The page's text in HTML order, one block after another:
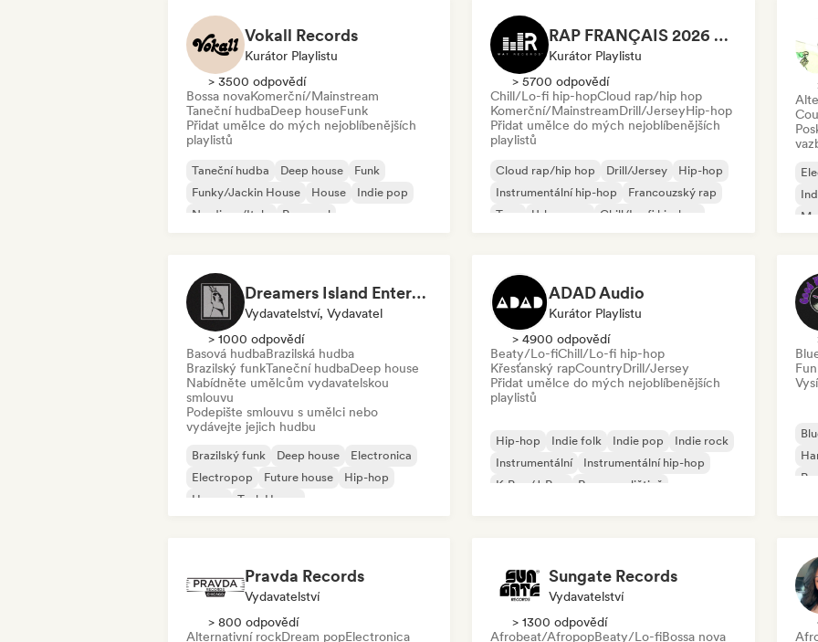
Vokall Records
Kurátor Playlistu
> 3500 odpovědí
Bossa novaKomerční/Mainstream
Taneční hudbaDeep houseFunk
Přidat umělce do mých nejoblíbenějších
playlistů
Taneční hudba Deep house
Funk
Funky/Jackin House
House
Indie pop
Nu-disco/Italo
Pop-soul
RAP FRANÇAIS 2026 🔥🇫🇷 (Way Records)
Kurátor Playlistu
> 5700 odpovědí
Chill/Lo-fi hip-hopCloud rap/hip hop
Komerční/MainstreamDrill/JerseyHip-hop
Přidat umělce do mých nejoblíbenějších
playlistů
Cloud rap/hip hop Drill/Jersey
Hip-hop
Instrumentální hip-hop
Francouzský rap
Trap
Urban pop Chill/Lo-fi hip-hop
Dreamers Island Entertainment
Vydavatelství, Vydavatel
> 1000 odpovědí
Basová hudbaBrazilská hudba
Brazilský funkTaneční hudbaDeep house
Nabídněte umělcům vydavatelskou
smlouvu
Podepište smlouvu s umělci nebo
vydávejte jejich hudbu
Brazilský funk Deep house
Electronica
Electropop
Future house
Hip-hop
House
Tech House
ADAD Audio
Kurátor Playlistu
> 4900 odpovědí
Beaty/Lo-fiChill/Lo-fi hip-hop
Křesťanský rapCountryDrill/Jersey
Přidat umělce do mých nejoblíbenějších
playlistů
Hip-hop Indie folk Indie pop
Indie rock
Instrumentální
Instrumentální hip-hop
K-Pop/J-Pop
Rap v angličtině
Pravda Records
Vydavatelství
> 800 odpovědí
Alternativní rockDream popElectronica
Sungate Records
Vydavatelství
> 1300 odpovědí
Afrobeat/AfropopBeaty/Lo-fiBossa nova